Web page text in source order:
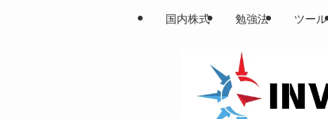
国内株式 勉強法 ツール